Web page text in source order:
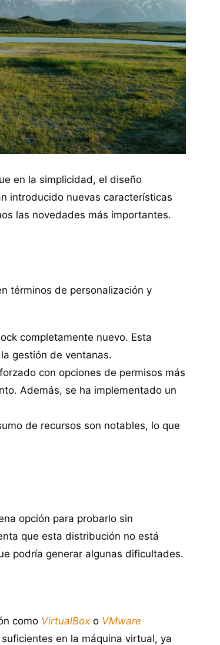
en la simplicidad, el diseño
introducido nuevas características
las novedades más importantes.
términos de personalización y
completamente nuevo. Esta
gestión de ventanas.
con opciones de permisos más
Además, se ha implementado un
de recursos son notables, lo que
opción para probarlo sin
que esta distribución no está
podría generar algunas dificultades.
como VirtualBox o VMware
en la máquina virtual, ya